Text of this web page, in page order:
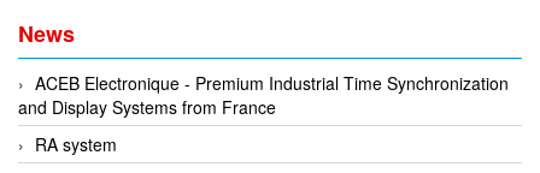
Eurotherm Vietnam
Eurovent
Evoqua
EXAIR
News
ACEB Electronique - Premium Industrial Time Synchronization
and Display Systems from France
RA system